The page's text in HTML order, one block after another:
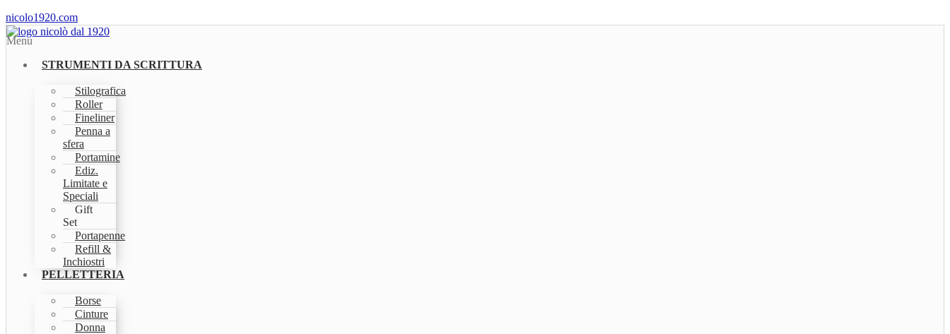
nicolo1920.com
Menu
STRUMENTI DA SCRITTURA
Stilografica
Roller
Fineliner
Penna a
sfera
Portamine
Ediz.
Limitate e
Speciali
Gift
Set
Portapenne
Refill &
Inchiostri
PELLETTERIA
Borse
Cinture
Donna